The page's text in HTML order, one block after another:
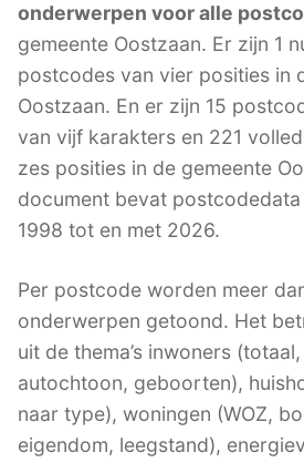
onderwerpen voor alle
gemeente Oostzaan. Er zijn 1
postcodes van vier posities in
Oostzaan. En er zijn 15
van vijf karakters en 221
zes posities in de gemeente
document bevat
1998 tot en met 2026.
Per postcode worden meer
onderwerpen getoond. Het
uit de thema’s inwoners
autochtoon, geboorten),
naar type), woningen (WOZ,
eigendom, leegstand),